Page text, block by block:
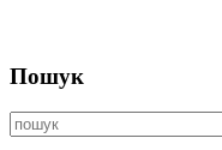
Пошук